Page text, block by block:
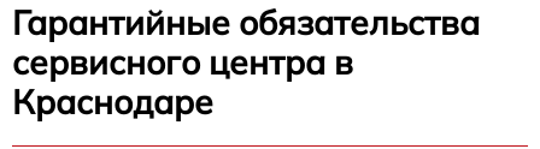
Гарантийные обязательства
сервисного центра в
Краснодаре